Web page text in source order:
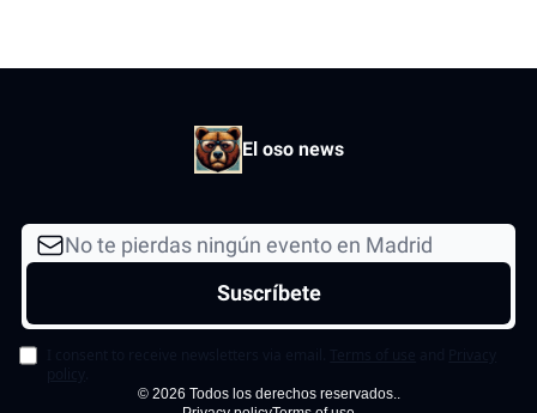
El oso news
© 2026 Todos los derechos reservados..